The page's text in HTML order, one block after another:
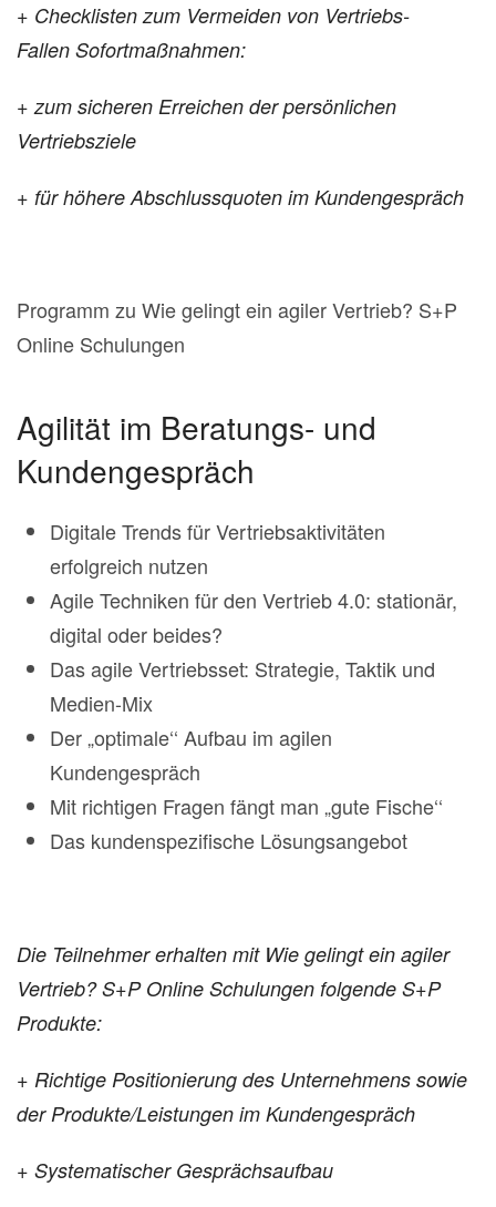
+ Checklisten zum Vermeiden von Vertriebs-
Fallen Sofortmaßnahmen:
+ zum sicheren Erreichen der persönlichen
Vertriebsziele
+ für höhere Abschlussquoten im Kundengespräch
Programm zu Wie gelingt ein agiler Vertrieb? S+P
Online Schulungen
Agilität im Beratungs- und
Kundengespräch
Digitale Trends für Vertriebsaktivitäten
erfolgreich nutzen
Agile Techniken für den Vertrieb 4.0: stationär,
digital oder beides?
Das agile Vertriebsset: Strategie, Taktik und
Medien-Mix
Der „optimale‘‘ Aufbau im agilen
Kundengespräch
Mit richtigen Fragen fängt man „gute Fische‘‘
Das kundenspezifische Lösungsangebot
Die Teilnehmer erhalten mit Wie gelingt ein agiler
Vertrieb? S+P Online Schulungen folgende S+P
Produkte:
+ Richtige Positionierung des Unternehmens sowie
der Produkte/Leistungen im Kundengespräch
+ Systematischer Gesprächsaufbau